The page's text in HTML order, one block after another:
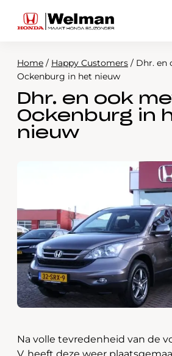
Modellen
Voorraad
Onderhoud en service
Contact
Plan
Home / Happy Customers / Dhr. en
Ockenburg in het nieuw
Dhr. en ook
Ockenburg in
nieuw
Na volle tevredenheid van de